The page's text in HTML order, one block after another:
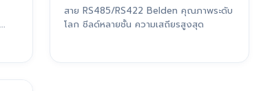
สาย RS485/RS422 Belden คุณภาพระดับ
โลก ชีลด์หลายชั้น ความเสถียรสูงสุด